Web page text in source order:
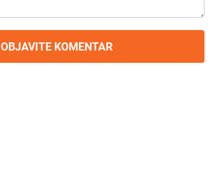
OBJAVITE KOMENTAR